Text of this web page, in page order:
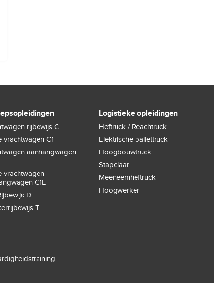
rijbewijs C
vrachtwagen C1
aanhangwagen
vrachtwagen
C1E
D
T
Logistieke opleidingen
Heftruck / Reachtruck
Elektrische pallettruck
Hoogbouwtruck
Stapelaar
Meeneemheftruck
Hoogwerker